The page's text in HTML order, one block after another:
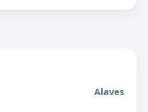
Alaves